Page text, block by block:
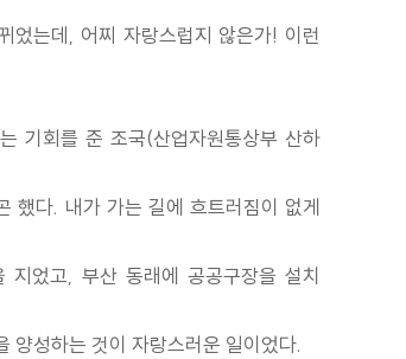
었는데, 어찌 자랑스럽지 않은가! 이런
기회를 준 조국(산업자원통상부 산하
했다. 내가 가는 길에 흐트러짐이 없게
었고, 부산 동래에 공공구장을 설치
양성하는 것이 자랑스러운 일이었다.